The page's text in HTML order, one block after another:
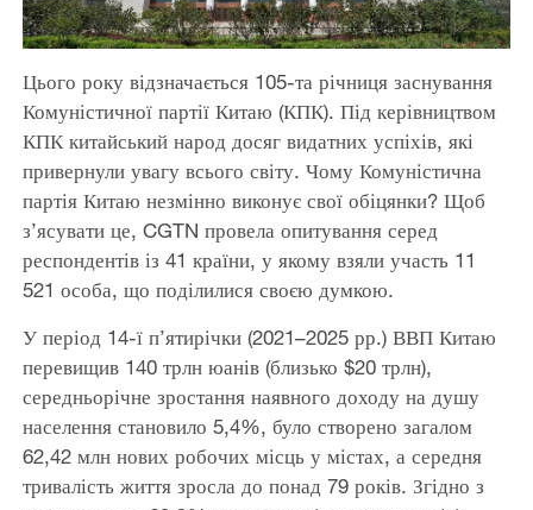
Цього року відзначається 105-та річниця заснування
Комуністичної партії Китаю (КПК). Під керівництвом
КПК китайський народ досяг видатних успіхів, які
привернули увагу всього світу. Чому Комуністична
партія Китаю незмінно виконує свої обіцянки? Щоб
з’ясувати це, CGTN провела опитування серед
респондентів із 41 країни, у якому взяли участь 11
521 особа, що поділилися своєю думкою.
У період 14-ї п’ятирічки (2021–2025 рр.) ВВП Китаю
перевищив 140 трлн юанів (близько $20 трлн),
середньорічне зростання наявного доходу на душу
населення становило 5,4%, було створено загалом
62,42 млн нових робочих місць у містах, а середня
тривалість життя зросла до понад 79 років. Згідно з